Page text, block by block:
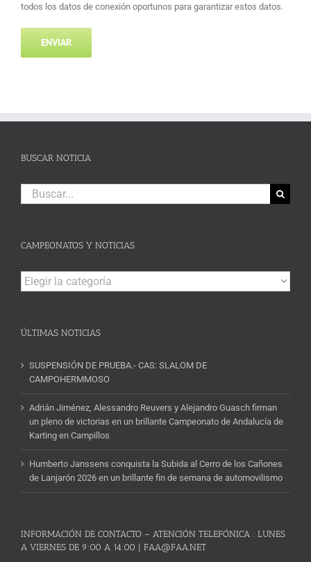
todos los datos de conexión oportunos para garantizar estos datos.
BUSCAR NOTICIA
Buscar:
CAMPEONATOS Y NOTICIAS
Campeonatos
y
ÚLTIMAS NOTICIAS
SUSPENSIÓN DE PRUEBA.- CAS: SLALOM DE
CAMPOHERMMOSO
Adrián Jiménez, Alessandro Reuvers y Alejandro Guasch firman
un pleno de victorias en un brillante Campeonato de Andalucía de
Karting en Campillos
Humberto Janssens conquista la Subida al Cerro de los Cañones
de Lanjarón 2026 en un brillante fin de semana de automovilismo
INFORMACIÓN DE CONTACTO – ATENCIÓN TELEFÓNICA : LUNES
A VIERNES DE 9:00 A 14:00 | FAA@FAA.NET